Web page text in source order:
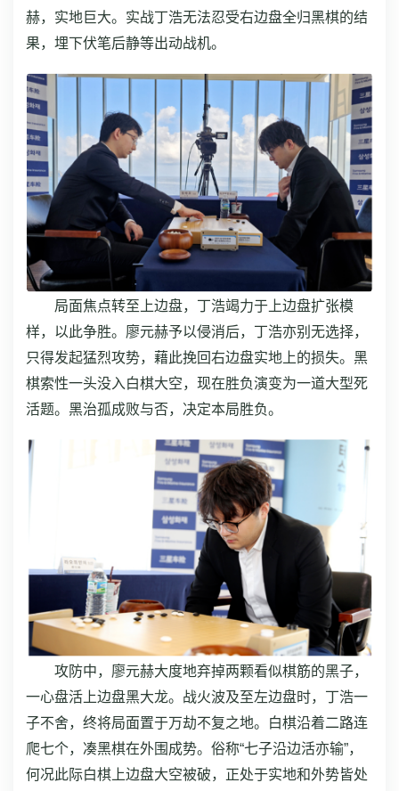
赫，实地巨大。实战丁浩无法忍受右边盘全归黑棋的结
果，埋下伏笔后静等出动战机。
局面焦点转至上边盘，丁浩竭力于上边盘扩张模
样，以此争胜。廖元赫予以侵消后，丁浩亦别无选择，
只得发起猛烈攻势，藉此挽回右边盘实地上的损失。黑
棋索性一头没入白棋大空，现在胜负演变为一道大型死
活题。黑治孤成败与否，决定本局胜负。
攻防中，廖元赫大度地弃掉两颗看似棋筋的黑子，
一心盘活上边盘黑大龙。战火波及至左边盘时，丁浩一
子不舍，终将局面置于万劫不复之地。白棋沿着二路连
爬七个，凑黑棋在外围成势。俗称“七子沿边活亦输”，
何况此际白棋上边盘大空被破，正处于实地和外势皆处